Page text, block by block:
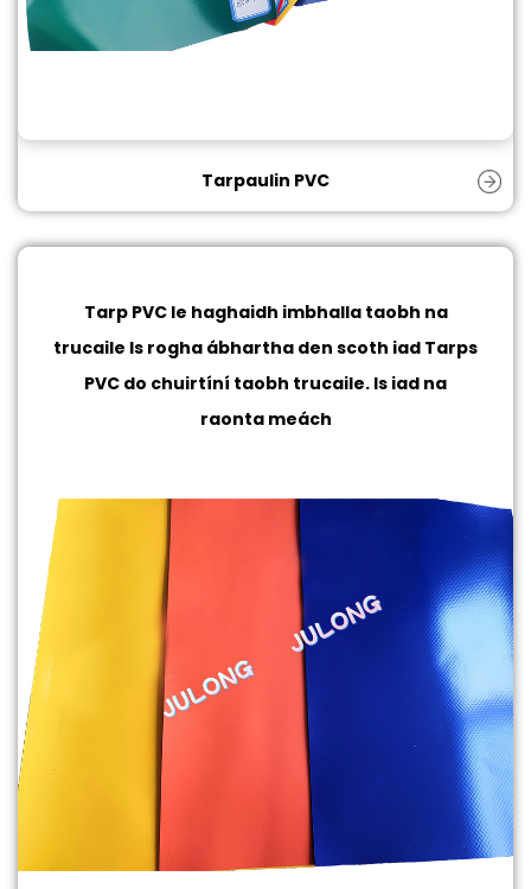
Tarpaulin PVC
Tarp PVC le haghaidh imbhalla taobh na
trucaile Is rogha ábhartha den scoth iad Tarps
PVC do chuirtíní taobh trucaile. Is iad na
raonta meách